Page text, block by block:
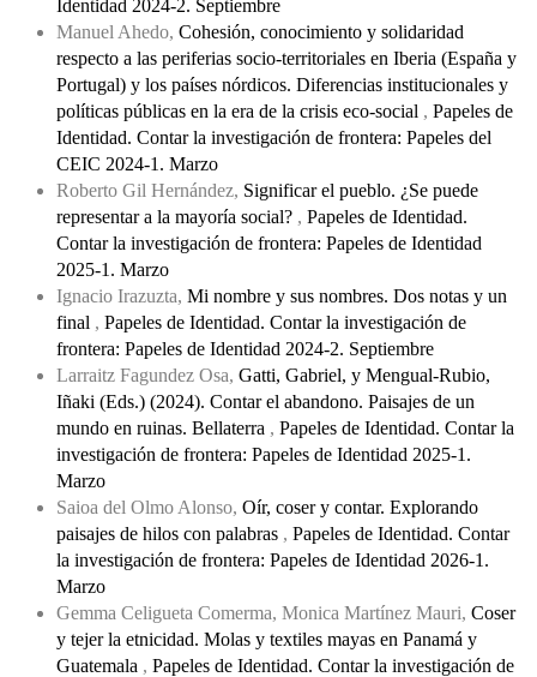
Identidad 2024-2. Septiembre
Manuel Ahedo, Cohesión, conocimiento y solidaridad
respecto a las periferias socio-territoriales en Iberia (España y
Portugal) y los países nórdicos. Diferencias institucionales y
políticas públicas en la era de la crisis eco-social , Papeles de
Identidad. Contar la investigación de frontera: Papeles del
CEIC 2024-1. Marzo
Roberto Gil Hernández, Significar el pueblo. ¿Se puede
representar a la mayoría social? , Papeles de Identidad.
Contar la investigación de frontera: Papeles de Identidad
2025-1. Marzo
Ignacio Irazuzta, Mi nombre y sus nombres. Dos notas y un
final , Papeles de Identidad. Contar la investigación de
frontera: Papeles de Identidad 2024-2. Septiembre
Larraitz Fagundez Osa, Gatti, Gabriel, y Mengual-Rubio,
Iñaki (Eds.) (2024). Contar el abandono. Paisajes de un
mundo en ruinas. Bellaterra , Papeles de Identidad. Contar la
investigación de frontera: Papeles de Identidad 2025-1.
Marzo
Saioa del Olmo Alonso, Oír, coser y contar. Explorando
paisajes de hilos con palabras , Papeles de Identidad. Contar
la investigación de frontera: Papeles de Identidad 2026-1.
Marzo
Gemma Celigueta Comerma, Monica Martínez Mauri, Coser
y tejer la etnicidad. Molas y textiles mayas en Panamá y
Guatemala , Papeles de Identidad. Contar la investigación de